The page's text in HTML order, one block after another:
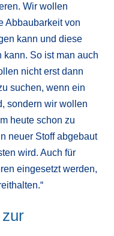
Wir wollen
Abbaubarkeit von
kann und diese
kann. So ist man auch
nicht erst dann
suchen, wenn ein
sondern wir wollen
heute schon zu
neuer Stoff abgebaut
wird. Auch für
eingesetzt werden,